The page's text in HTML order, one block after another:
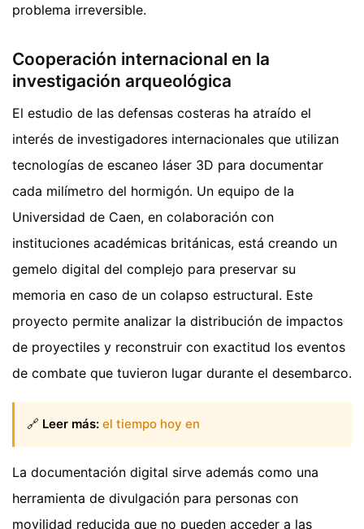
problema irreversible.
Cooperación internacional en la
investigación arqueológica
El estudio de las defensas costeras ha atraído el
interés de investigadores internacionales que utilizan
tecnologías de escaneo láser 3D para documentar
cada milímetro del hormigón. Un equipo de la
Universidad de Caen, en colaboración con
instituciones académicas británicas, está creando un
gemelo digital del complejo para preservar su
memoria en caso de un colapso estructural. Este
proyecto permite analizar la distribución de impactos
de proyectiles y reconstruir con exactitud los eventos
de combate que tuvieron lugar durante el desembarco.
🔗 Leer más: el tiempo hoy en
La documentación digital sirve además como una
herramienta de divulgación para personas con
movilidad reducida que no pueden acceder a las